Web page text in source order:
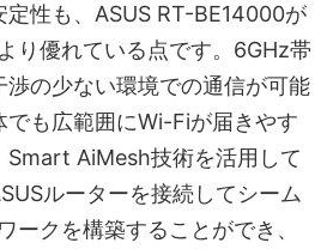
定性も、ASUS RT-BE14000が
り優れている点です。6GHz帯
の少ない環境での通信が可能
でも広範囲にWi-Fiが届きやす
Smart AiMesh技術を活用して
ルーターを接続してシーム
ークを構築することができ、